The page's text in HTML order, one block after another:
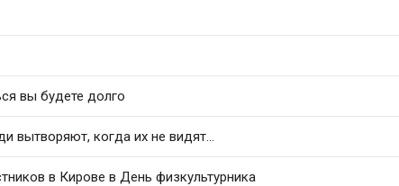
вы будете долго
вытворяют, когда их не видят...
в Кирове в День физкультурника